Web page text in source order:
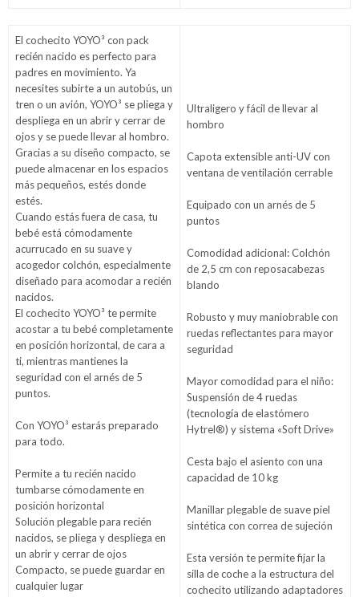
El cochecito YOYO³ con pack
recién nacido es perfecto para
padres en movimiento. Ya
necesites subirte a un autobús, un
tren o un avión, YOYO³ se pliega y
despliega en un abrir y cerrar de
ojos y se puede llevar al hombro.
Gracias a su diseño compacto, se
puede almacenar en los espacios
más pequeños, estés donde
estés.
Cuando estás fuera de casa, tu
bebé está cómodamente
acurrucado en su suave y
acogedor colchón, especialmente
diseñado para acomodar a recién
nacidos.
El cochecito YOYO³ te permite
acostar a tu bebé completamente
en posición horizontal, de cara a
ti, mientras mantienes la
seguridad con el arnés de 5
puntos.
Con YOYO³ estarás preparado
para todo.
Permite a tu recién nacido
tumbarse cómodamente en
posición horizontal
Solución plegable para recién
nacidos, se pliega y despliega en
un abrir y cerrar de ojos
Compacto, se puede guardar en
cualquier lugar
Ultraligero y fácil de llevar al
hombro
Capota extensible anti-UV con
ventana de ventilación cerrable
Equipado con un arnés de 5
puntos
Comodidad adicional: Colchón
de 2,5 cm con reposacabezas
blando
Robusto y muy maniobrable con
ruedas reflectantes para mayor
seguridad
Mayor comodidad para el niño:
Suspensión de 4 ruedas
(tecnología de elastómero
Hytrel®) y sistema «Soft Drive»
Cesta bajo el asiento con una
capacidad de 10 kg
Manillar plegable de suave piel
sintética con correa de sujeción
Esta versión te permite fijar la
silla de coche a la estructura del
cochecito utilizando adaptadores